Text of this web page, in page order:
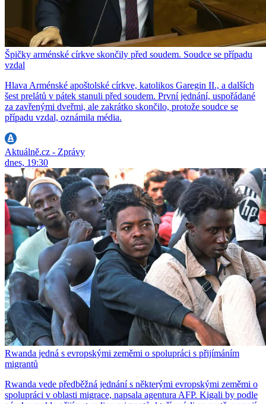
Špičky arménské církve skončily před soudem. Soudce se případu
vzdal
Hlava Arménské apoštolské církve, katolikos Garegin II., a dalších
šest prelátů v pátek stanuli před soudem. První jednání, uspořádané
za zavřenými dveřmi, ale zakrátko skončilo, protože soudce se
případu vzdal, oznámila média.
Aktuálně.cz - Zprávy
dnes, 19:30
Rwanda jedná s evropskými zeměmi o spolupráci s přijímáním
migrantů
Rwanda vede předběžná jednání s některými evropskými zeměmi o
spolupráci v oblasti migrace, napsala agentura AFP. Kigali by podle